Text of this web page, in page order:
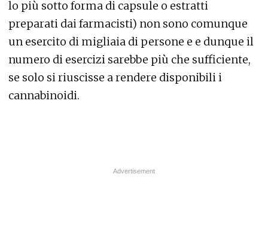
lo più sotto forma di capsule o estratti
preparati dai farmacisti) non sono comunque
un esercito di migliaia di persone e e dunque il
numero di esercizi sarebbe più che sufficiente,
se solo si riuscisse a rendere disponibili i
cannabinoidi.